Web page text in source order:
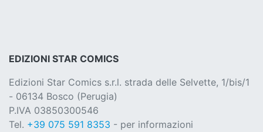
EDIZIONI STAR COMICS
Edizioni Star Comics s.r.l. strada delle Selvette, 1/bis/1
- 06134 Bosco (Perugia)
P.IVA 03850300546
Tel. +39 075 591 8353 - per informazioni